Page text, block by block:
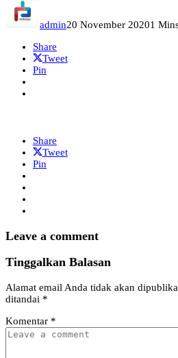
admin20 November 20201
Share
Tweet
Pin
Share
Tweet
Pin
Leave a comment
Tinggalkan Balasan
Alamat email Anda tidak akan
ditandai *
Komentar *